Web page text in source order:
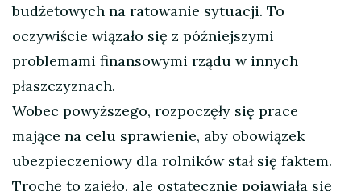
budżetowych na ratowanie sytuacji. To
oczywiście wiązało się z późniejszymi
problemami finansowymi rządu w innych
płaszczyznach.
Wobec powyższego, rozpoczęły się prace
mające na celu sprawienie, aby obowiązek
ubezpieczeniowy dla rolników stał się faktem.
Trochę to zajęło, ale ostatecznie pojawiała się